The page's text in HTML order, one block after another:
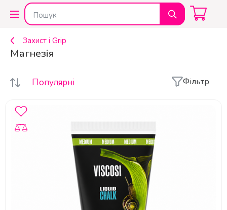
Захист і Grip
Магнезія
Популярні Фільтр